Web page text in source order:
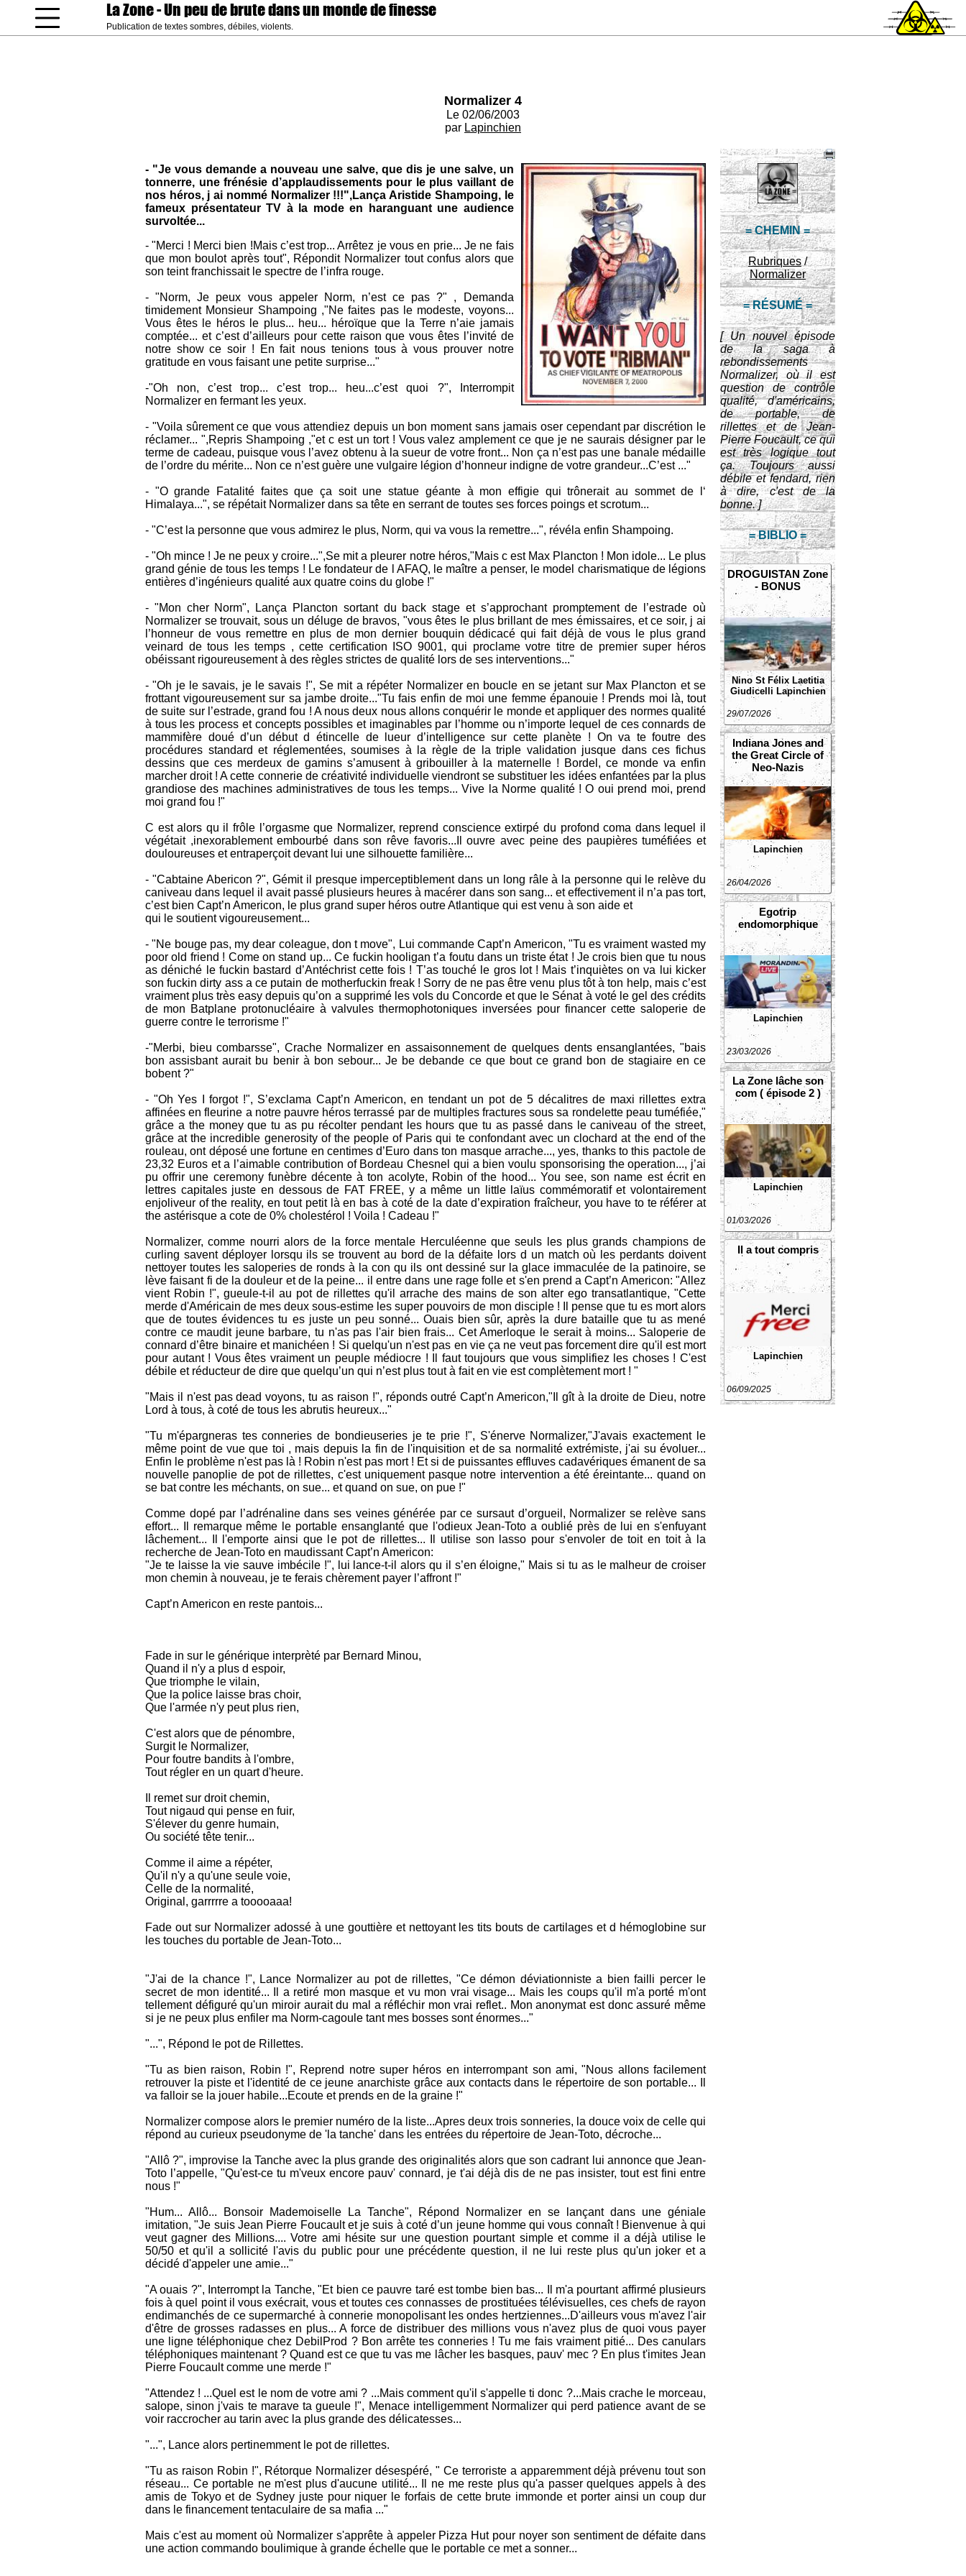
La Zone- Un peu de brute dans un monde de finesse
Publication de textes sombres, débiles, violents.
Normalizer 4
Le 02/06/2003
par Lapinchien
= CHEMIN =
Rubriques /
Normalizer
= RÉSUMÉ =
[ Un nouvel épisode
de la saga à
rebondissements
Normalizer, où il est
question de contrôle
qualité, d'américains,
de portable, de
rillettes et de Jean-
Pierre Foucault, ce qui
est très logique tout
ça. Toujours aussi
débile et fendard, rien
à dire, c'est de la
bonne. ]
= BIBLIO =
DROGUISTAN Zone
- BONUS
Nino St Félix Laetitia
Giudicelli Lapinchien
29/07/2026
Indiana Jones and
the Great Circle of
Neo-Nazis
Lapinchien
26/04/2026
Egotrip
endomorphique
Lapinchien
23/03/2026
La Zone lâche son
com ( épisode 2 )
Lapinchien
01/03/2026
Il a tout compris
Lapinchien
06/09/2025
- "Je vous demande a nouveau une salve, que dis je une salve, un
tonnerre, une frénésie d’applaudissements pour le plus vaillant de
nos héros, j ai nommé Normalizer !!!",Lança Aristide Shampoing, le
fameux présentateur TV à la mode en haranguant une audience
survoltée...
- "Merci ! Merci bien !Mais c’est trop... Arrêtez je vous en prie... Je ne fais
que mon boulot après tout", Répondit Normalizer tout confus alors que
son teint franchissait le spectre de l’infra rouge.
- "Norm, Je peux vous appeler Norm, n’est ce pas ?" , Demanda
timidement Monsieur Shampoing ,"Ne faites pas le modeste, voyons...
Vous êtes le héros le plus... heu... héroïque que la Terre n’aie jamais
comptée... et c’est d’ailleurs pour cette raison que vous êtes l’invité de
notre show ce soir ! En fait nous tenions tous à vous prouver notre
gratitude en vous faisant une petite surprise..."
-"Oh non, c’est trop... c’est trop... heu...c’est quoi ?", Interrompit
Normalizer en fermant les yeux.
- "Voila sûrement ce que vous attendiez depuis un bon moment sans jamais oser cependant par discrétion le
réclamer... ",Repris Shampoing ,"et c est un tort ! Vous valez amplement ce que je ne saurais désigner par le
terme de cadeau, puisque vous l’avez obtenu à la sueur de votre front... Non ça n’est pas une banale médaille
de l’ordre du mérite... Non ce n’est guère une vulgaire légion d’honneur indigne de votre grandeur...C’est ..."
- "O grande Fatalité faites que ça soit une statue géante à mon effigie qui trônerait au sommet de l‘
Himalaya...", se répétait Normalizer dans sa tête en serrant de toutes ses forces poings et scrotum...
- "C’est la personne que vous admirez le plus, Norm, qui va vous la remettre...", révéla enfin Shampoing.
- "Oh mince ! Je ne peux y croire...",Se mit a pleurer notre héros,"Mais c est Max Plancton ! Mon idole... Le plus
grand génie de tous les temps ! Le fondateur de l AFAQ, le maître a penser, le model charismatique de légions
entières d’ingénieurs qualité aux quatre coins du globe !"
- "Mon cher Norm", Lança Plancton sortant du back stage et s’approchant promptement de l’estrade où
Normalizer se trouvait, sous un déluge de bravos, "vous êtes le plus brillant de mes émissaires, et ce soir, j ai
l’honneur de vous remettre en plus de mon dernier bouquin dédicacé qui fait déjà de vous le plus grand
veinard de tous les temps , cette certification ISO 9001, qui proclame votre titre de premier super héros
obéissant rigoureusement à des règles strictes de qualité lors de ses interventions..."
- "Oh je le savais, je le savais !", Se mit a répéter Normalizer en boucle en se jetant sur Max Plancton et se
frottant vigoureusement sur sa jambe droite..."Tu fais enfin de moi une femme épanouie ! Prends moi là, tout
de suite sur l’estrade, grand fou ! A nous deux nous allons conquérir le monde et appliquer des normes qualité
à tous les process et concepts possibles et imaginables par l’homme ou n’importe lequel de ces connards de
mammifère doué d’un début d étincelle de lueur d’intelligence sur cette planète ! On va te foutre des
procédures standard et réglementées, soumises à la règle de la triple validation jusque dans ces fichus
dessins que ces merdeux de gamins s’amusent à gribouiller à la maternelle ! Bordel, ce monde va enfin
marcher droit ! A cette connerie de créativité individuelle viendront se substituer les idées enfantées par la plus
grandiose des machines administratives de tous les temps... Vive la Norme qualité ! O oui prend moi, prend
moi grand fou !"
C est alors qu il frôle l’orgasme que Normalizer, reprend conscience extirpé du profond coma dans lequel il
végétait ,inexorablement embourbé dans son rêve favoris...Il ouvre avec peine des paupières tuméfiées et
douloureuses et entraperçoit devant lui une silhouette familière...
- "Cabtaine Abericon ?", Gémit il presque imperceptiblement dans un long râle à la personne qui le relève du
caniveau dans lequel il avait passé plusieurs heures à macérer dans son sang... et effectivement il n’a pas tort,
c’est bien Capt’n Americon, le plus grand super héros outre Atlantique qui est venu à son aide et
qui le soutient vigoureusement...
- "Ne bouge pas, my dear coleague, don t move", Lui commande Capt’n Americon, "Tu es vraiment wasted my
poor old friend ! Come on stand up... Ce fuckin hooligan t’a foutu dans un triste état ! Je crois bien que tu nous
as déniché le fuckin bastard d’Antéchrist cette fois ! T’as touché le gros lot ! Mais t’inquiètes on va lui kicker
son fuckin dirty ass a ce putain de motherfuckin freak ! Sorry de ne pas être venu plus tôt à ton help, mais c’est
vraiment plus très easy depuis qu’on a supprimé les vols du Concorde et que le Sénat à voté le gel des crédits
de mon Batplane protonucléaire à valvules thermophotoniques inversées pour financer cette saloperie de
guerre contre le terrorisme !"
-"Merbi, bieu combarsse", Crache Normalizer en assaisonnement de quelques dents ensanglantées, "bais
bon assisbant aurait bu benir à bon sebour... Je be debande ce que bout ce grand bon de stagiaire en ce
bobent ?"
- "Oh Yes I forgot !", S’exclama Capt’n Americon, en tendant un pot de 5 décalitres de maxi rillettes extra
affinées en fleurine a notre pauvre héros terrassé par de multiples fractures sous sa rondelette peau tuméfiée,"
grâce a the money que tu as pu récolter pendant les hours que tu as passé dans le caniveau of the street,
grâce at the incredible generosity of the people of Paris qui te confondant avec un clochard at the end of the
rouleau, ont déposé une fortune en centimes d’Euro dans ton masque arrache..., yes, thanks to this pactole de
23,32 Euros et a l’aimable contribution of Bordeau Chesnel qui a bien voulu sponsorising the operation..., j’ai
pu offrir une ceremony funèbre décente à ton acolyte, Robin of the hood... You see, son name est écrit en
lettres capitales juste en dessous de FAT FREE, y a même un little laïus commémoratif et volontairement
enjoliveur of the reality, en tout petit là en bas à coté de la date d’expiration fraîcheur, you have to te référer at
the astérisque a cote de 0% cholestérol ! Voila ! Cadeau !"
Normalizer, comme nourri alors de la force mentale Herculéenne que seuls les plus grands champions de
curling savent déployer lorsqu ils se trouvent au bord de la défaite lors d un match où les perdants doivent
nettoyer toutes les saloperies de ronds à la con qu ils ont dessiné sur la glace immaculée de la patinoire, se
lève faisant fi de la douleur et de la peine... il entre dans une rage folle et s'en prend a Capt’n Americon: "Allez
vient Robin !", gueule-t-il au pot de rillettes qu'il arrache des mains de son alter ego transatlantique, "Cette
merde d'Américain de mes deux sous-estime les super pouvoirs de mon disciple ! Il pense que tu es mort alors
que de toutes évidences tu es juste un peu sonné... Ouais bien sûr, après la dure bataille que tu as mené
contre ce maudit jeune barbare, tu n'as pas l'air bien frais... Cet Amerloque le serait à moins... Saloperie de
connard d’être binaire et manichéen ! Si quelqu'un n'est pas en vie ça ne veut pas forcement dire qu'il est mort
pour autant ! Vous êtes vraiment un peuple médiocre ! Il faut toujours que vous simplifiez les choses ! C'est
débile et réducteur de dire que quelqu’un qui n’est plus tout à fait en vie est complètement mort ! "
"Mais il n'est pas dead voyons, tu as raison !", réponds outré Capt’n Americon,"Il gît à la droite de Dieu, notre
Lord à tous, à coté de tous les abrutis heureux..."
"Tu m'épargneras tes conneries de bondieuseries je te prie !", S'énerve Normalizer,"J'avais exactement le
même point de vue que toi , mais depuis la fin de l'inquisition et de sa normalité extrémiste, j'ai su évoluer...
Enfin le problème n'est pas là ! Robin n'est pas mort ! Et si de puissantes effluves cadavériques émanent de sa
nouvelle panoplie de pot de rillettes, c'est uniquement pasque notre intervention a été éreintante... quand on
se bat contre les méchants, on sue... et quand on sue, on pue !"
Comme dopé par l’adrénaline dans ses veines générée par ce sursaut d’orgueil, Normalizer se relève sans
effort... Il remarque même le portable ensanglanté que l'odieux Jean-Toto a oublié près de lui en s'enfuyant
lâchement... Il l'emporte ainsi que le pot de rillettes... Il utilise son lasso pour s'envoler de toit en toit à la
recherche de Jean-Toto en maudissant Capt’n Americon:
"Je te laisse la vie sauve imbécile !", lui lance-t-il alors qu il s’en éloigne," Mais si tu as le malheur de croiser
mon chemin à nouveau, je te ferais chèrement payer l’affront !"
Capt’n Americon en reste pantois...
Fade in sur le générique interprèté par Bernard Minou,
Quand il n'y a plus d espoir,
Que triomphe le vilain,
Que la police laisse bras choir,
Que l'armée n'y peut plus rien,
C'est alors que de pénombre,
Surgit le Normalizer,
Pour foutre bandits à l'ombre,
Tout régler en un quart d'heure.
Il remet sur droit chemin,
Tout nigaud qui pense en fuir,
S'élever du genre humain,
Ou société tête tenir...
Comme il aime a répéter,
Qu'il n'y a qu'une seule voie,
Celle de la normalité,
Original, garrrrre a tooooaaa!
Fade out sur Normalizer adossé à une gouttière et nettoyant les tits bouts de cartilages et d hémoglobine sur
les touches du portable de Jean-Toto...
"J'ai de la chance !", Lance Normalizer au pot de rillettes, "Ce démon déviationniste a bien failli percer le
secret de mon identité... Il a retiré mon masque et vu mon vrai visage... Mais les coups qu'il m'a porté m'ont
tellement défiguré qu'un miroir aurait du mal a réfléchir mon vrai reflet.. Mon anonymat est donc assuré même
si je ne peux plus enfiler ma Norm-cagoule tant mes bosses sont énormes..."
"...", Répond le pot de Rillettes.
"Tu as bien raison, Robin !", Reprend notre super héros en interrompant son ami, "Nous allons facilement
retrouver la piste et l'identité de ce jeune anarchiste grâce aux contacts dans le répertoire de son portable... Il
va falloir se la jouer habile...Ecoute et prends en de la graine !"
Normalizer compose alors le premier numéro de la liste...Apres deux trois sonneries, la douce voix de celle qui
répond au curieux pseudonyme de 'la tanche' dans les entrées du répertoire de Jean-Toto, décroche...
"Allô ?", improvise la Tanche avec la plus grande des originalités alors que son cadrant lui annonce que Jean-
Toto l’appelle, "Qu'est-ce tu m'veux encore pauv' connard, je t'ai déjà dis de ne pas insister, tout est fini entre
nous !"
"Hum... Allô... Bonsoir Mademoiselle La Tanche", Répond Normalizer en se lançant dans une géniale
imitation, "Je suis Jean Pierre Foucault et je suis à coté d’un jeune homme qui vous connaît ! Bienvenue à qui
veut gagner des Millions.... Votre ami hésite sur une question pourtant simple et comme il a déjà utilise le
50/50 et qu'il a sollicité l'avis du public pour une précédente question, il ne lui reste plus qu'un joker et a
décidé d'appeler une amie..."
"A ouais ?", Interrompt la Tanche, "Et bien ce pauvre taré est tombe bien bas... Il m'a pourtant affirmé plusieurs
fois à quel point il vous exécrait, vous et toutes ces connasses de prostituées télévisuelles, ces chefs de rayon
endimanchés de ce supermarché à connerie monopolisant les ondes hertziennes...D'ailleurs vous m'avez l'air
d'être de grosses radasses en plus... A force de distribuer des millions vous n'avez plus de quoi vous payer
une ligne téléphonique chez DebilProd ? Bon arrête tes conneries ! Tu me fais vraiment pitié... Des canulars
téléphoniques maintenant ? Quand est ce que tu vas me lâcher les basques, pauv' mec ? En plus t'imites Jean
Pierre Foucault comme une merde !"
"Attendez ! ...Quel est le nom de votre ami ? ...Mais comment qu'il s'appelle ti donc ?...Mais crache le morceau,
salope, sinon j'vais te marave ta gueule !", Menace intelligemment Normalizer qui perd patience avant de se
voir raccrocher au tarin avec la plus grande des délicatesses...
"...", Lance alors pertinemment le pot de rillettes.
"Tu as raison Robin !", Rétorque Normalizer désespéré, " Ce terroriste a apparemment déjà prévenu tout son
réseau... Ce portable ne m'est plus d'aucune utilité... Il ne me reste plus qu'a passer quelques appels à des
amis de Tokyo et de Sydney juste pour niquer le forfais de cette brute immonde et porter ainsi un coup dur
dans le financement tentaculaire de sa mafia ..."
Mais c'est au moment où Normalizer s'apprête à appeler Pizza Hut pour noyer son sentiment de défaite dans
une action commando boulimique à grande échelle que le portable ce met a sonner...